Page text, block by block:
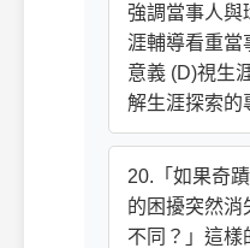
強調當事人與
涯輔導看重當
意義 (D)視生
解生涯探索的
20.「如果奇
的困擾突然消
不同？」這樣